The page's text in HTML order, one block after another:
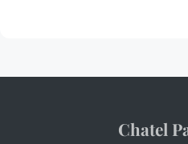
Chatel